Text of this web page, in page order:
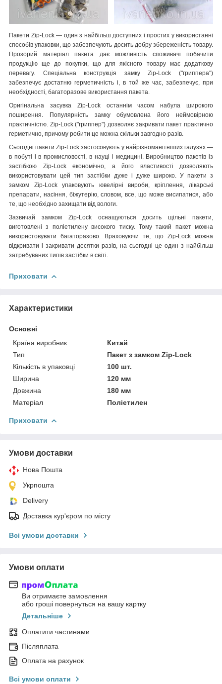
Пакети Zip-Lock ― один з найбільш доступних і простих у використанні
способів упаковки, що забезпечують досить добру збереженість товару.
Прозорий матеріал пакета дає можливість споживачі побачити
продукцію ще до покупки, що для якісного товару має додаткову
перевагу. Спеціальна конструкція замку Zip-Lock ("гриппера")
забезпечує достатню герметичність і, в той же час, забезпечує, при
необхідності, багаторазове використання пакета.
Оригінальна засувка Zip-Lock останнім часом набула широкого
поширення. Популярність замку обумовлена його неймовірною
практичністю. Zip-Lock ("гриппер") дозволяє закривати пакет практично
герметично, причому робити це можна скільки завгодно разів.
Сьогодні пакети Zip-Lock застосовують у найрізноманітніших галузях ―
в побуті і в промисловості, в науці і медицині. Виробництво пакетів із
застібкою Zip-Lock економічно, а його властивості дозволяють
використовувати цей тип застібки дуже і дуже широко. У пакети з
замком Zip-Lock упаковують ювелірні вироби, кріплення, лікарські
препарати, насіння, біжутерію, словом, все, що може висипатися, або
те, що необхідно захищати від вологи.
Зазвичай замком Zip-Lock оснащуються досить щільні пакети,
виготовлені з поліетилену високого тиску. Тому такий пакет можна
використовувати багаторазово. Враховуючи те, що Zip-Lock можна
відкривати і закривати десятки разів, на сьогодні це один з найбільш
затребуваних типів застібки в світі.
Приховати
Характеристики
Основні
Країна виробник
Китай
Тип
Пакет з замком Zip-Lock
Кількість в упаковці
100 шт.
Ширина
120 мм
Довжина
180 мм
Матеріал
Поліетилен
Приховати
Умови доставки
Нова Пошта
Укрпошта
Delivery
Доставка кур'єром по місту
Всі умови доставки
Умови оплати
Ви отримаєте замовлення
або гроші повернуться на вашу картку
Детальніше
Оплатити частинами
Післяплата
Оплата на рахунок
Всі умови оплати